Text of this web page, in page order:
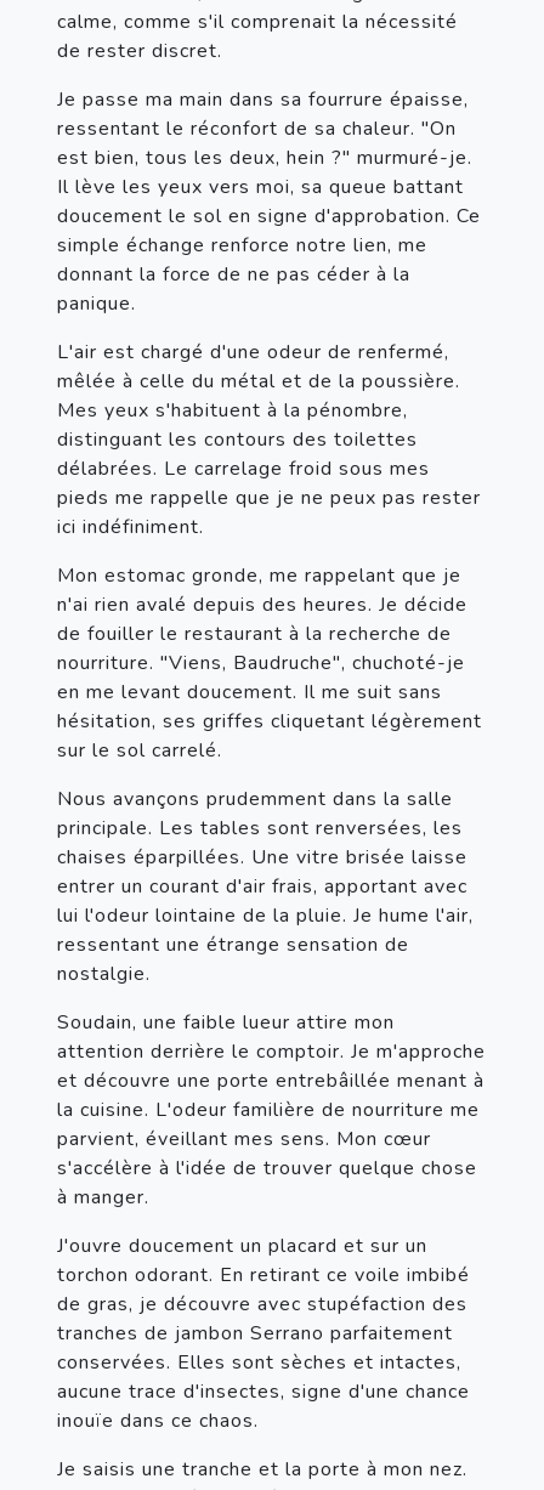
calme, comme s'il comprenait la nécessité
de rester discret.
Je passe ma main dans sa fourrure épaisse,
ressentant le réconfort de sa chaleur. "On
est bien, tous les deux, hein ?" murmuré-je.
Il lève les yeux vers moi, sa queue battant
doucement le sol en signe d'approbation. Ce
simple échange renforce notre lien, me
donnant la force de ne pas céder à la
panique.
L'air est chargé d'une odeur de renfermé,
mêlée à celle du métal et de la poussière.
Mes yeux s'habituent à la pénombre,
distinguant les contours des toilettes
délabrées. Le carrelage froid sous mes
pieds me rappelle que je ne peux pas rester
ici indéfiniment.
Mon estomac gronde, me rappelant que je
n'ai rien avalé depuis des heures. Je décide
de fouiller le restaurant à la recherche de
nourriture. "Viens, Baudruche", chuchoté-je
en me levant doucement. Il me suit sans
hésitation, ses griffes cliquetant légèrement
sur le sol carrelé.
Nous avançons prudemment dans la salle
principale. Les tables sont renversées, les
chaises éparpillées. Une vitre brisée laisse
entrer un courant d'air frais, apportant avec
lui l'odeur lointaine de la pluie. Je hume l'air,
ressentant une étrange sensation de
nostalgie.
Soudain, une faible lueur attire mon
attention derrière le comptoir. Je m'approche
et découvre une porte entrebâillée menant à
la cuisine. L'odeur familière de nourriture me
parvient, éveillant mes sens. Mon cœur
s'accélère à l'idée de trouver quelque chose
à manger.
J'ouvre doucement un placard et sur un
torchon odorant. En retirant ce voile imbibé
de gras, je découvre avec stupéfaction des
tranches de jambon Serrano parfaitement
conservées. Elles sont sèches et intactes,
aucune trace d'insectes, signe d'une chance
inouïe dans ce chaos.
Je saisis une tranche et la porte à mon nez.